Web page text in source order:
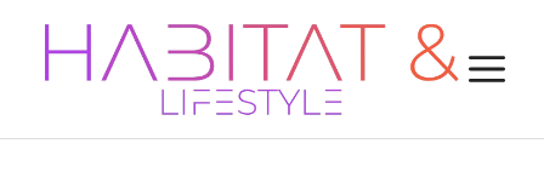
Aller
contenu